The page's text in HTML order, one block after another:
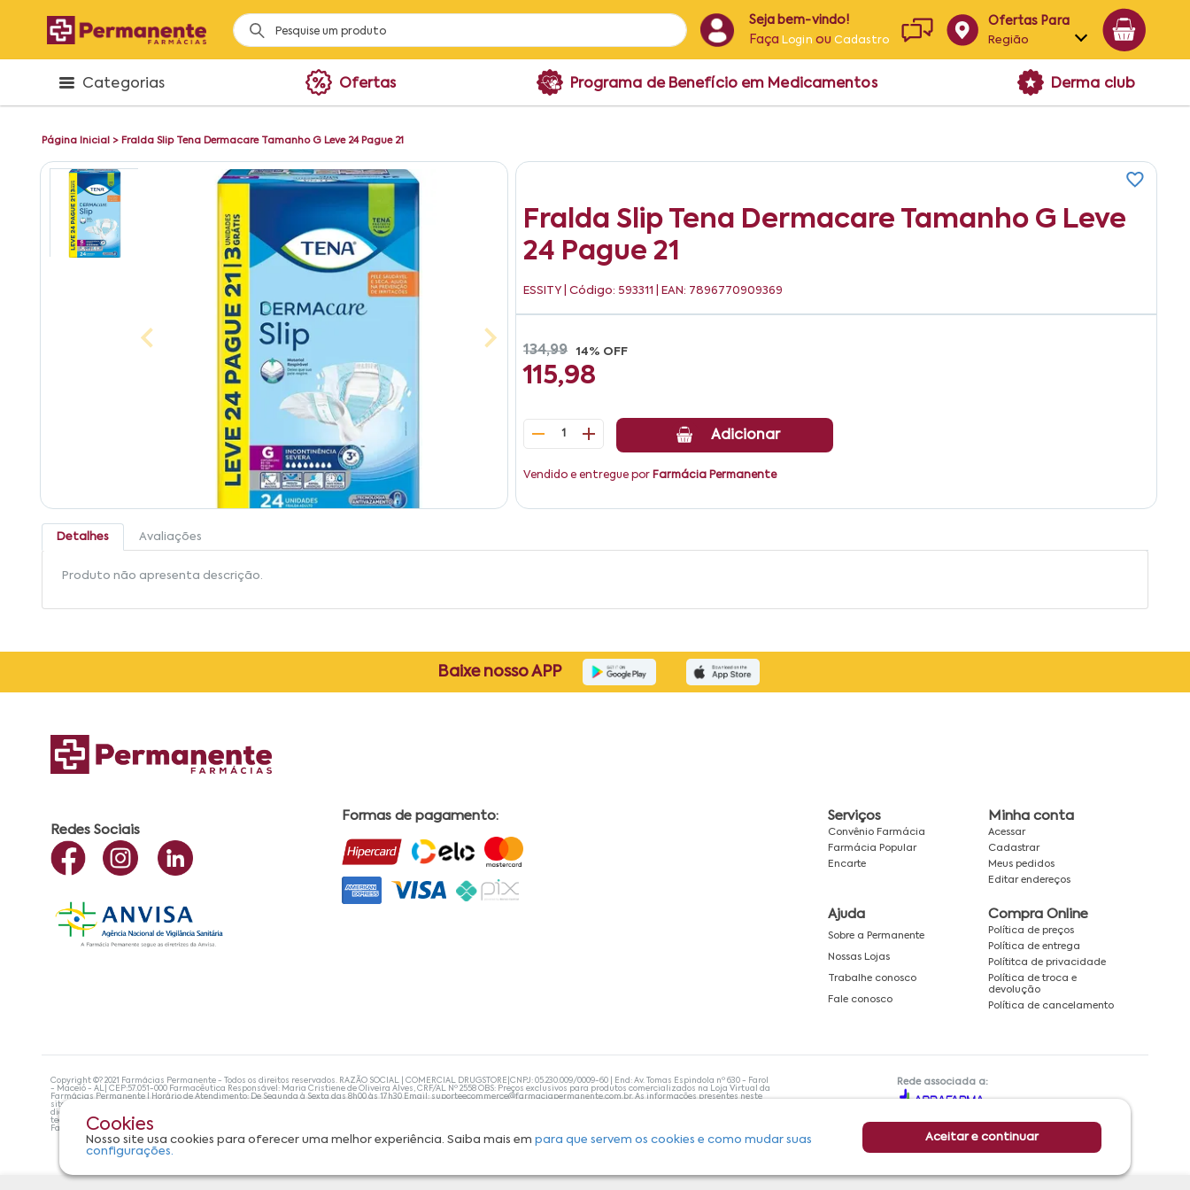
Seja bem-vindo!
Faça Login ouCadastro
Ofertas Para
Região
Alagoas
Categorias Ofertas Programa de Benefício em Medicamentos Derma club
Página Inicial > Fralda Slip Tena Dermacare Tamanho G Leve 24 Pague 21
Fralda Slip Tena Dermacare Tamanho G Leve
24 Pague 21
ESSITY | Código: 593311 | EAN: 7896770909369
134,99 14% OFF
115,98
1 Adicionar
Vendido e entregue por Farmácia Permanente
Detalhes Avaliações
Produto não apresenta descrição.
Cookies
Nosso site usa cookies para oferecer uma melhor experiência. Saiba mais empara que servem os cookies e como mudar suas
configurações.
Aceitar e continuar
Baixe nosso APP
Redes Sociais
Formas de pagamento: Serviços
Convênio Farmácia
Farmácia Popular
Encarte
Minha conta
Acessar
Cadastrar
Meus pedidos
Editar endereços
Ajuda
Sobre a Permanente
Nossas Lojas
Trabalhe conosco
Fale conosco
Compra Online
Política de preços
Política de entrega
Polítitca de privacidade
Política de troca e
devolução
Política de cancelamento
Copyright ©? 2021 Farmácias Permanente - Todos os direitos reservados. RAZÃO SOCIAL | COMERCIAL DRUGSTORE|CNPJ: 05.230.009/0009-60 | End: Av. Tomas Espindola nº 630 - Farol
- Maceió - AL| CEP:57.051-000 Farmacêutica Responsável: Maria Cristiene de Oliveira Alves, CRF/AL Nº 2558 OBS: Preços exclusivos para produtos comercializados na Loja Virtual da
Farmácias Permanente | Horário de Atendimento: De Segunda à Sexta das 8h00 às 17h30 Email: suporteecommerce@farmaciapermanente.com.br. As informações presentes neste
site não devem ser utilizadas para automedicação e, de forma alguma, substituem as orientações de um profissional da área médica. Apenas o médico está capacitado para
diagnosticar problemas de saúde e prescrever o tratamento adequado. Se os sintomas persistirem, um médico deve ser consultado. A Farmácia Permanente trabalha com as
tecnologias mais avançadas de proteção de dados, para que você possa realizar suas compras com tranquilidade. A privacidade e a segurança dos clientes são compromissos da
Farmácias Permanente. Todos os pedidos efetuados estão sujeitos à confirmação da disponibilidade de produto em nosso estoque.
Rede associada a: